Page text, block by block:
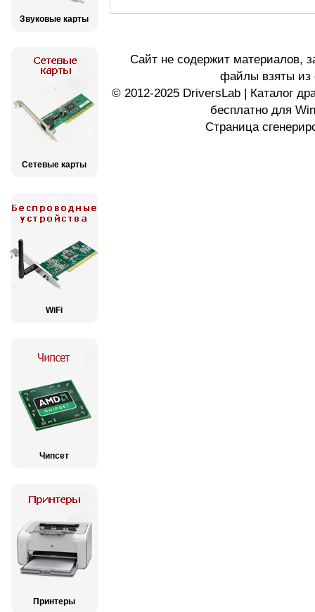
Звуковые карты
Сетевые карты
WiFi
Чипсет
Принтеры
Сайт не содержит материалов,
файлы взяты из
© 2012-2025 DriversLab | Каталог
бесплатно для
Страница